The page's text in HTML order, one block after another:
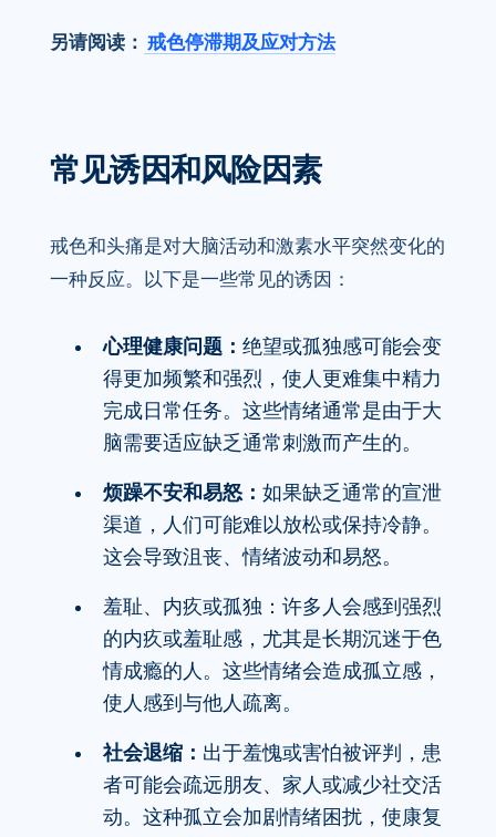
另请阅读： 戒色停滞期及应对方法
常见诱因和风险因素
戒色和头痛是对大脑活动和激素水平突然变化的
一种反应。以下是一些常见的诱因：
心理健康问题： 绝望或孤独感可能会变
得更加频繁和强烈，使人更难集中精力
完成日常任务。这些情绪通常是由于大
脑需要适应缺乏通常刺激而产生的。
烦躁不安和易怒： 如果缺乏通常的宣泄
渠道，人们可能难以放松或保持冷静。
这会导致沮丧、情绪波动和易怒。
羞耻、内疚或孤独：许多人会感到强烈
的内疚或羞耻感，尤其是长期沉迷于色
情成瘾的人。这些情绪会造成孤立感，
使人感到与他人疏离。
社会退缩： 出于羞愧或害怕被评判，患
者可能会疏远朋友、家人或减少社交活
动。这种孤立会加剧情绪困扰，使康复